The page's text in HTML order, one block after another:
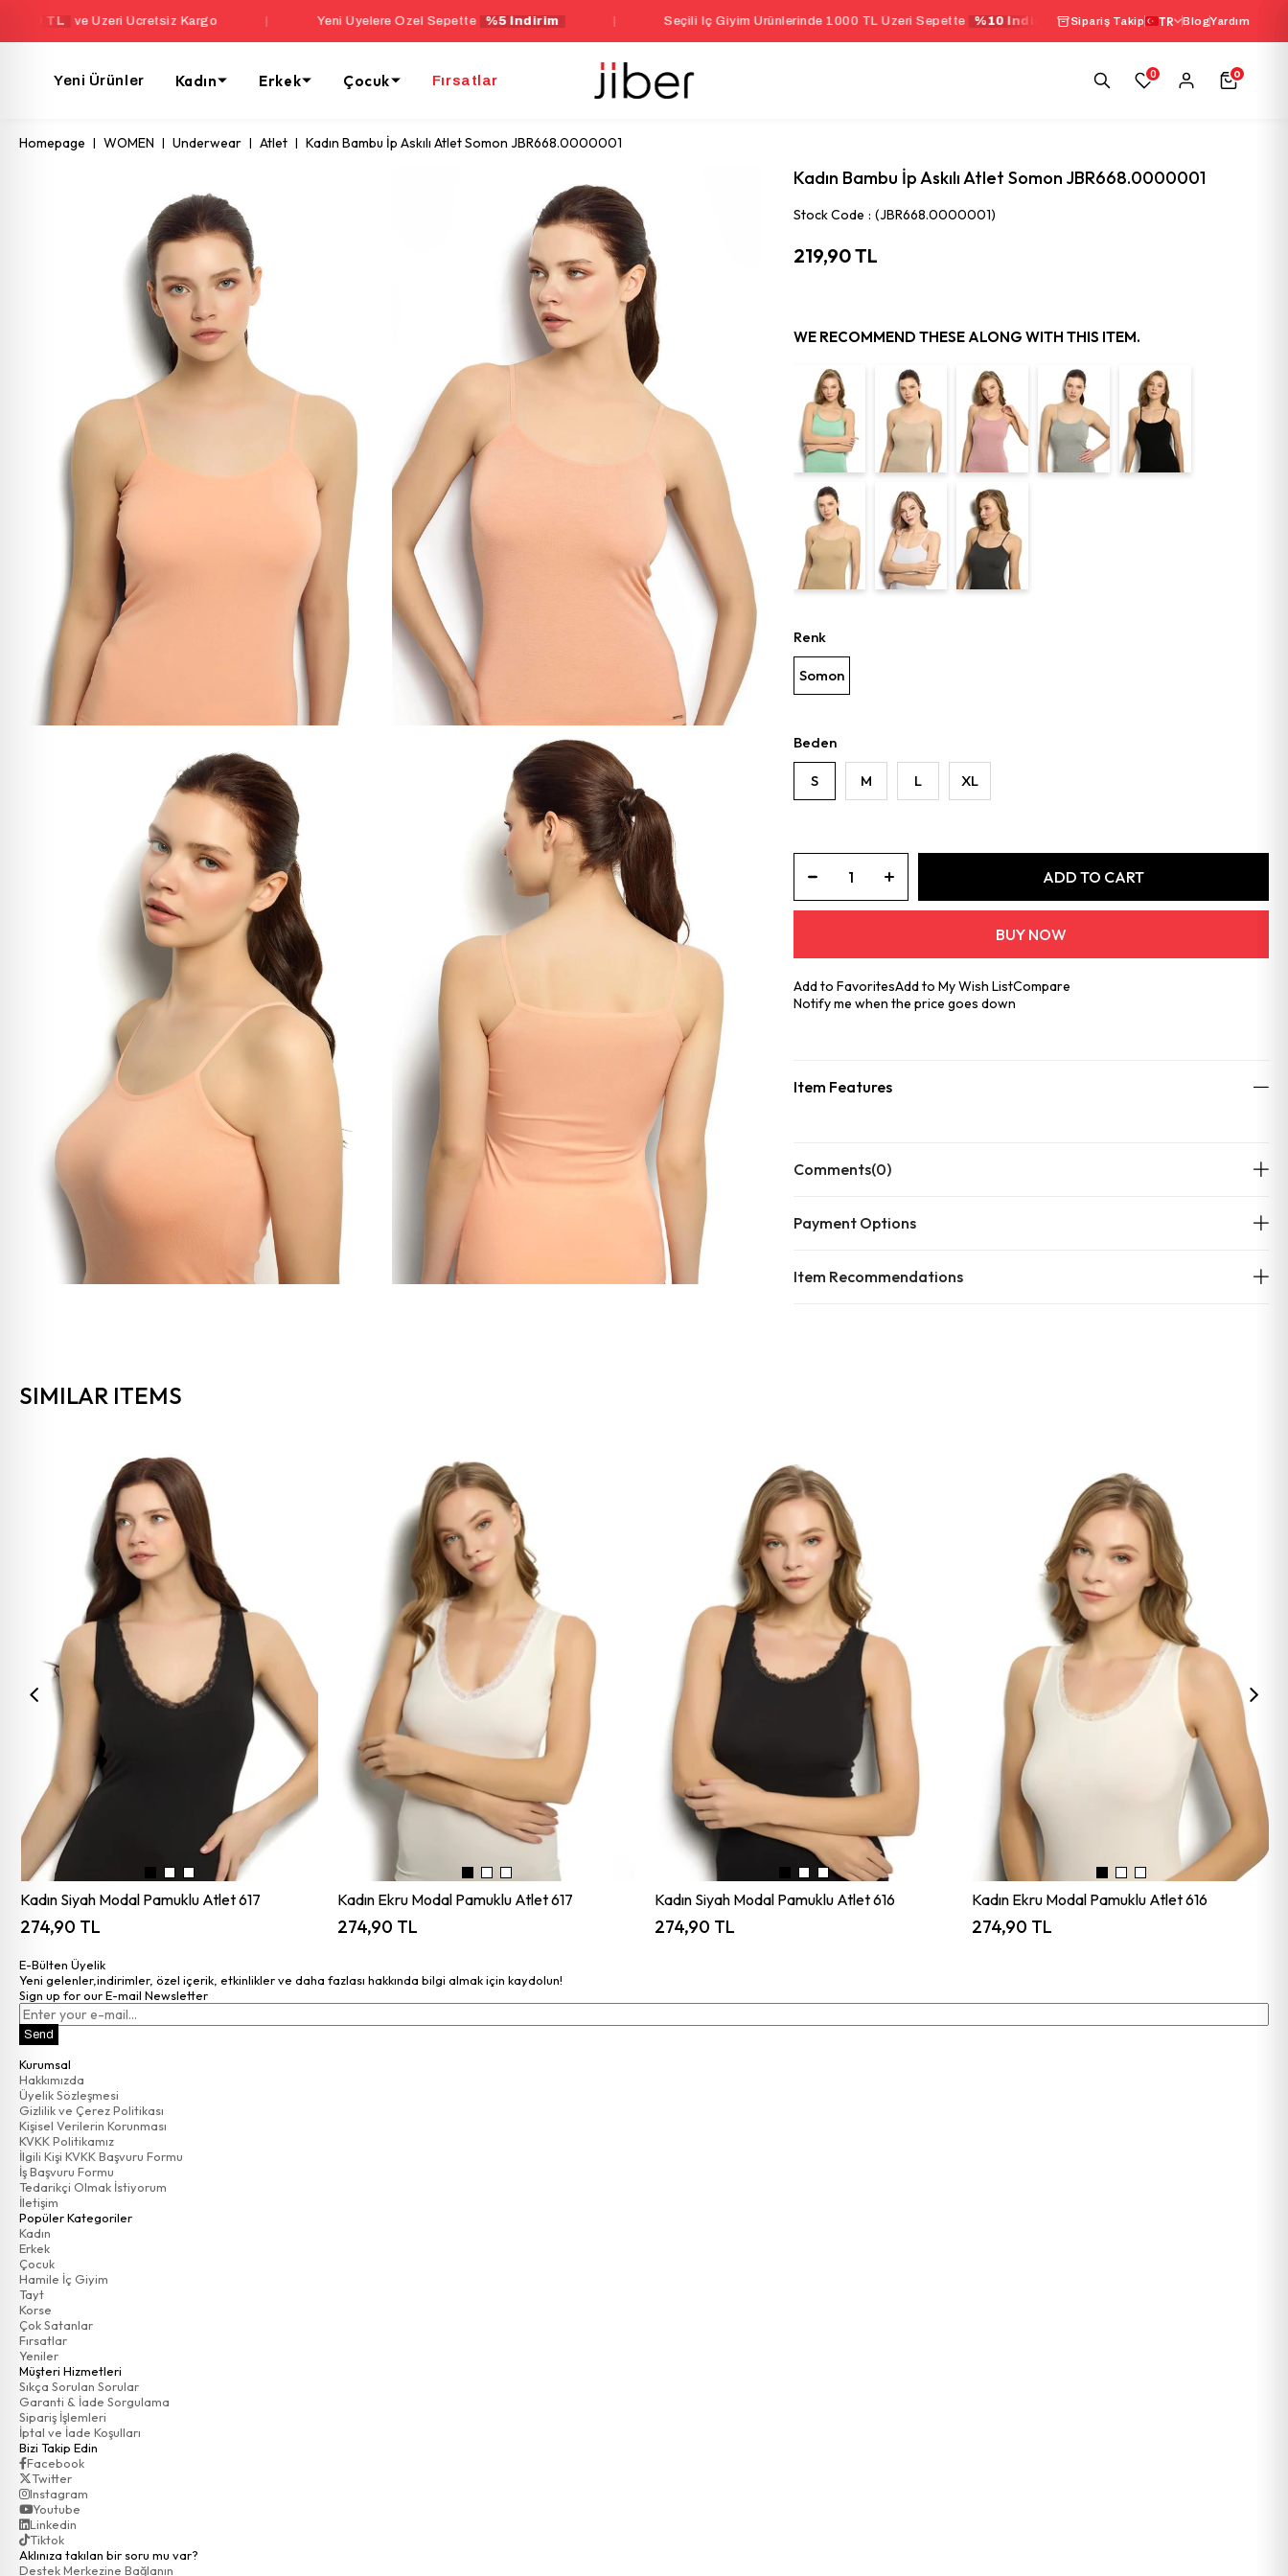
Üzeri Ücretsiz Kargo | Yeni Üyelere Özel Sepette %5 İndirim | Seçili İç Giyim Ürünlerinde 1000 TL Üzeri Sepette %10 İndirim | Seçili İç Giyim Ürünlerinde 2000
Sipariş Takip TR BlogYardım
Yeni Ürünler Kadın Erkek Çocuk Fırsatlar 0 0
Homepage WOMEN Underwear Atlet Kadın Bambu İp Askılı Atlet Somon JBR668.0000001
Kadın Bambu İp Askılı Atlet Somon JBR668.0000001
Stock Code (JBR668.0000001)
219,90 TL
WE RECOMMEND THESE ALONG WITH THIS ITEM.
Renk
Somon
Beden
S M L XL
Add to FavoritesAdd to My Wish ListCompare
Notify me when the price goes down
Item Features
Comments(0)
Payment Options
Item Recommendations
SIMILAR ITEMS
Kadın Siyah Modal Pamuklu Atlet 617
274,90 TL
Kadın Ekru Modal Pamuklu Atlet 617
274,90 TL
Kadın Siyah Modal Pamuklu Atlet 616
274,90 TL
Kadın Ekru Modal Pamuklu Atlet 616
274,90 TL
E-Bülten Üyelik
Yeni gelenler,indirimler, özel içerik, etkinlikler ve daha fazlası hakkında bilgi almak için kaydolun!
Sign up for our E-mail Newsletter
Send
Kurumsal
Hakkımızda
Üyelik Sözleşmesi
Gizlilik ve Çerez Politikası
Kişisel Verilerin Korunması
KVKK Politikamız
İlgili Kişi KVKK Başvuru Formu
İş Başvuru Formu
Tedarikçi Olmak İstiyorum
İletişim
Popüler Kategoriler
Kadın
Erkek
Çocuk
Hamile İç Giyim
Tayt
Korse
Çok Satanlar
Fırsatlar
Yeniler
Müşteri Hizmetleri
Sıkça Sorulan Sorular
Garanti & İade Sorgulama
Sipariş İşlemleri
İptal ve İade Koşulları
Bizi Takip Edin
Facebook
Twitter
Instagram
Youtube
Linkedin
Tiktok
Aklınıza takılan bir soru mu var?
Destek Merkezine Bağlanın